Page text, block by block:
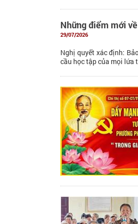
Những điểm mới
29/07/2026
Nghị quyết xác định:
cầu học tập của mọi lứa